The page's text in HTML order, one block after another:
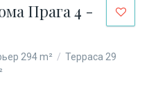
Прага 4 -
294 m² / Терраса 29